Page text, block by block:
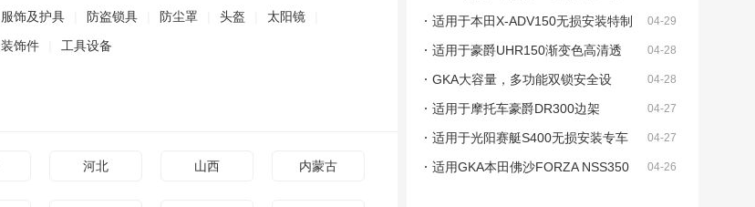
服饰及护具 防盗锁具 防尘罩 头盔 太阳镜
装饰件
工具设备
河北 山西 内蒙古
功能皮革边包
04-29
适用于本田X-ADV150无损安装特制
铝合金尾架
04-28
适用于豪爵UHR150渐变色高清透
亮抗雨水风挡
04-28
GKA大容量，多功能双锁安全设
计，摩托车意大利西皮皮革边包
04-27
适用于摩托车豪爵DR300边架
04-27
适用于光阳赛艇S400无损安装专车
专用碳钢尾架
04-26
适用GKA本田佛沙FORZA NSS350